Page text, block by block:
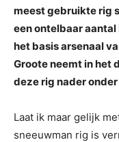
meest gebruikte rig
een ontelbaar
het basis arsenaal
Groote neemt in het
deze rig nader
Laat ik maar gelijk
sneeuwman rig is